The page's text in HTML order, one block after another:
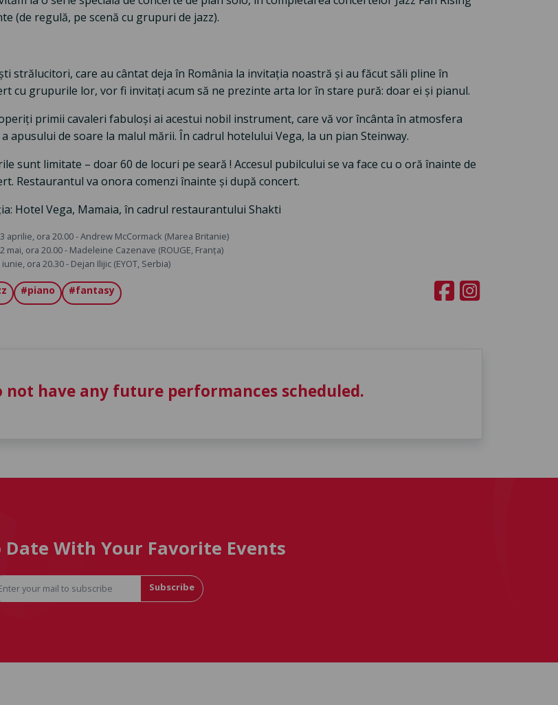
(de regulă, pe scenă cu grupuri de jazz).
strălucitori, care au cântat deja în România la invitația noastră și au făcut săli pline în
cu grupurile lor, vor fi invitați acum să ne prezinte arta lor în stare pură: doar ei și pianul.
primii cavaleri fabuloși ai acestui nobil instrument, care vă vor încânta în atmosfera
a apusului de soare la malul mării. În cadrul hotelului Vega, la un pian Steinway.
sunt limitate – doar 60 de locuri pe seară ! Accesul pubilcului se va face cu o oră înainte de
Restaurantul va onora comenzi înainte și după concert.
Hotel Vega, Mamaia, în cadrul restaurantului Shakti
aprilie, ora 20.00 - Andrew McCormack (Marea Britanie)
mai, ora 20.00 - Madeleine Cazenave (ROUGE, Franța)
iunie, ora 20.30 - Dejan Ilijic (EYOT, Serbia)
#piano #fantasy
not have any future performances scheduled.
Date With Your Favorite Events
Subscribe